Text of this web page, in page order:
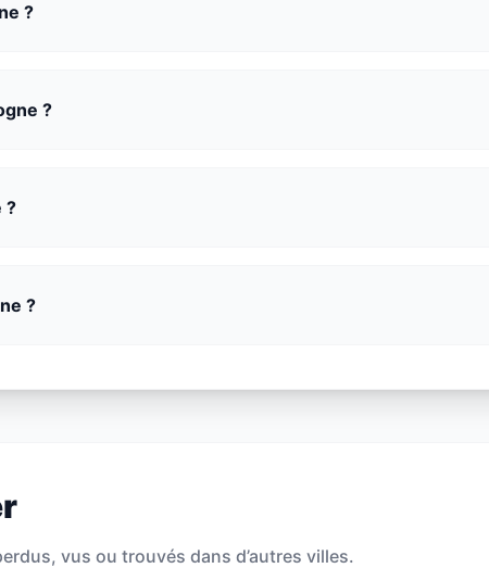
?
?
?
?
vus ou trouvés dans d’autres villes.